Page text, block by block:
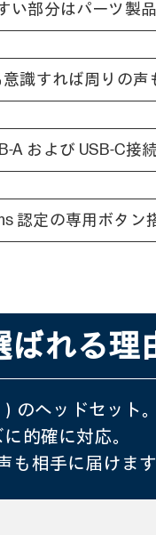
い部分はパーツ製
識すれば周りの声
A および USB-C接
認定の専用ボタン
ばれる理
のヘッドセット。
的確に対応。
相手に届けます